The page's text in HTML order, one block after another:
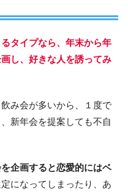
タイプなら、年末から年
し、好きな人を誘ってみ
み会が多いから、１度で
新年会を提案しても不自
企画すると恋愛的にはベ
になってしまったり、あ